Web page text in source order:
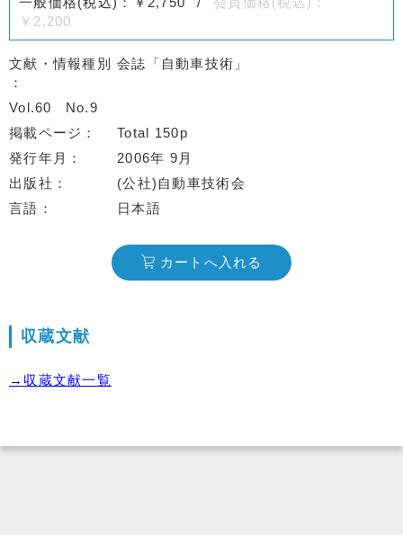
￥2,200
文献・情報種別 会誌「自動車技術」
Vol.60
No.9
掲載ページ
Total 150p
発行年月
2006年 9月
出版社
(公社)自動車技術会
言語
日本語
カートへ入れる
収蔵文献
→収蔵文献一覧